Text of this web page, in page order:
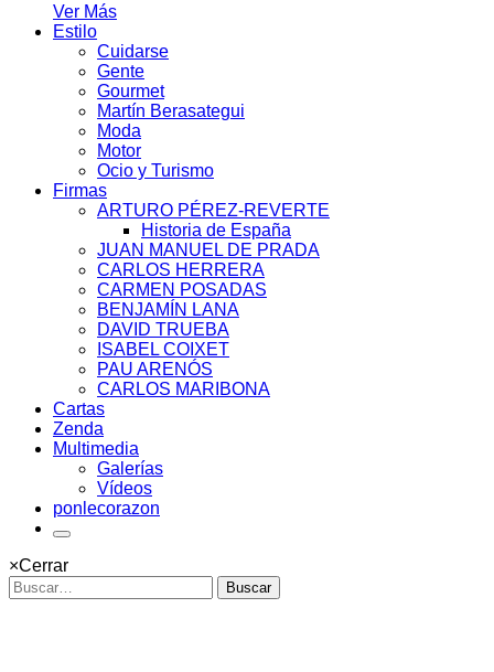
Ver Más
Estilo
Cuidarse
Gente
Gourmet
Martín Berasategui
Moda
Motor
Ocio y Turismo
Firmas
ARTURO PÉREZ-REVERTE
Historia de España
JUAN MANUEL DE PRADA
CARLOS HERRERA
CARMEN POSADAS
BENJAMÍN LANA
DAVID TRUEBA
ISABEL COIXET
PAU ARENÓS
CARLOS MARIBONA
Cartas
Zenda
Multimedia
Galerías
Vídeos
ponlecorazon
×Cerrar
Buscar